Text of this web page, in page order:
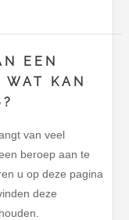
EEN
WAT KAN
van veel
beroep aan te
u op deze pagina
deze